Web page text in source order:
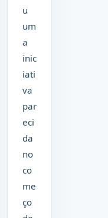
u
um
a
inic
iati
va
par
eci
da
no
co
me
ço